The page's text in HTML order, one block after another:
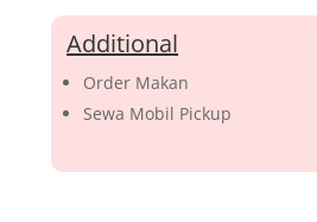
Additional
Order Makan
Sewa Mobil Pickup